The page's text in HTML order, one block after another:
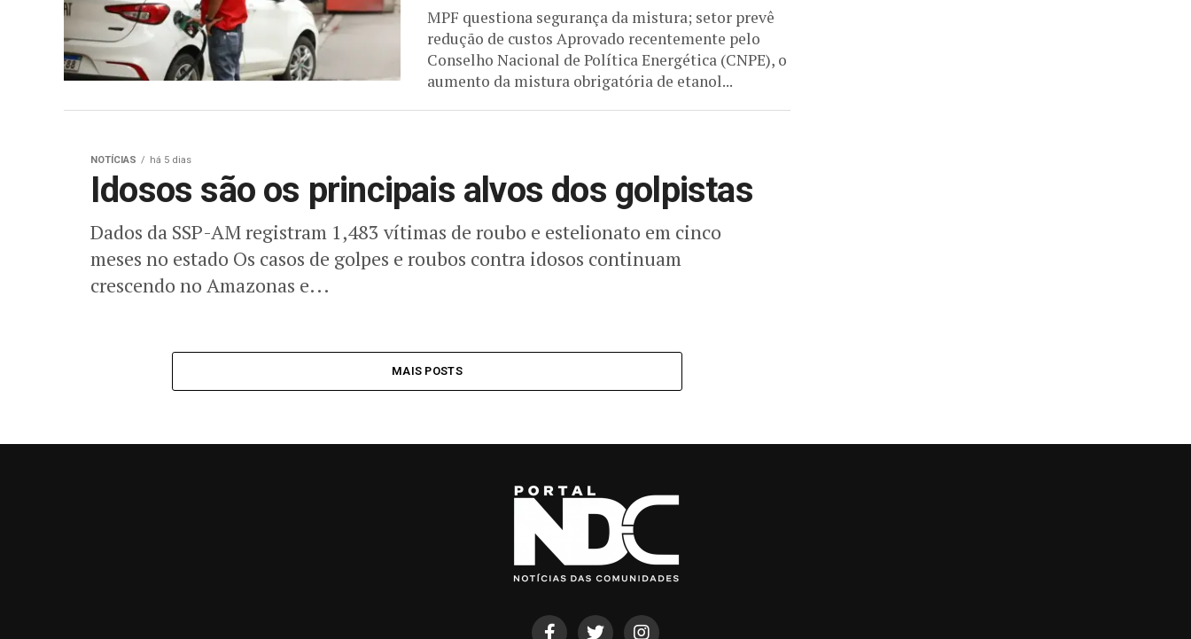
MPF questiona segurança da mistura; setor prevê
redução de custos Aprovado recentemente pelo
Conselho Nacional de Política Energética (CNPE), o
aumento da mistura obrigatória de etanol...
NOTÍCIAS há 5 dias
Idosos são os principais alvos dos golpistas
Dados da SSP-AM registram 1,483 vítimas de roubo e estelionato em cinco
meses no estado Os casos de golpes e roubos contra idosos continuam
crescendo no Amazonas e...
MAIS POSTS